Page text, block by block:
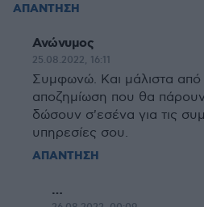
ΑΠΑΝΤΗΣΗ
Ανώνυμος
25.08.2022, 16:11
Συμφωνώ. Και μάλιστα από
αποζημίωση που θα
δώσουν σ'εσένα για τις
υπηρεσίες σου.
ΑΠΑΝΤΗΣΗ
…